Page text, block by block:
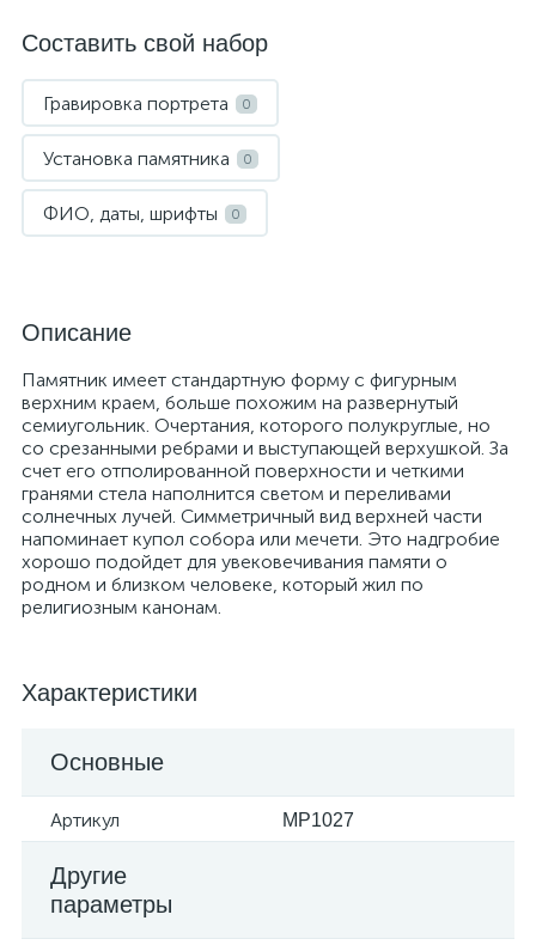
Составить свой набор
Гравировка портрета 0
Установка памятника 0
ФИО, даты, шрифты 0
Описание
Памятник имеет стандартную форму с фигурным
верхним краем, больше похожим на развернутый
семиугольник. Очертания, которого полукруглые, но
со срезанными ребрами и выступающей верхушкой. За
счет его отполированной поверхности и четкими
гранями стела наполнится светом и переливами
солнечных лучей. Симметричный вид верхней части
напоминает купол собора или мечети. Это надгробие
хорошо подойдет для увековечивания памяти о
родном и близком человеке, который жил по
религиозным канонам.
Характеристики
Основные
Артикул MP1027
Другие
параметры